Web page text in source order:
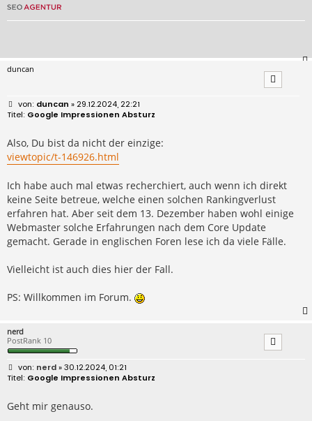
duncan
B
e
r
a
g
duncan » 29.12.2024, 22:21
Google Impressionen Absturz
Also, Du bist da nicht der einzige:
viewtopic/t-146926.html
Ich habe auch mal etwas recherchiert, auch wenn ich direkt
keine Seite betreue, welche einen solchen Rankingverlust
erfahren hat. Aber seit dem 13. Dezember haben wohl einige
Webmaster solche Erfahrungen nach dem Core Update
gemacht. Gerade in englischen Foren lese ich da viele Fälle.
Vielleicht ist auch dies hier der Fall.
PS: Willkommen im Forum.
nerd
PostRank 10
B
e
r
a
nerd» 30.12.2024, 01:21
Google Impressionen Absturz
Geht mir genauso.